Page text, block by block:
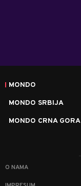
MONDO
MONDO SRBIJA
MONDO CRNA GORA
O NAMA